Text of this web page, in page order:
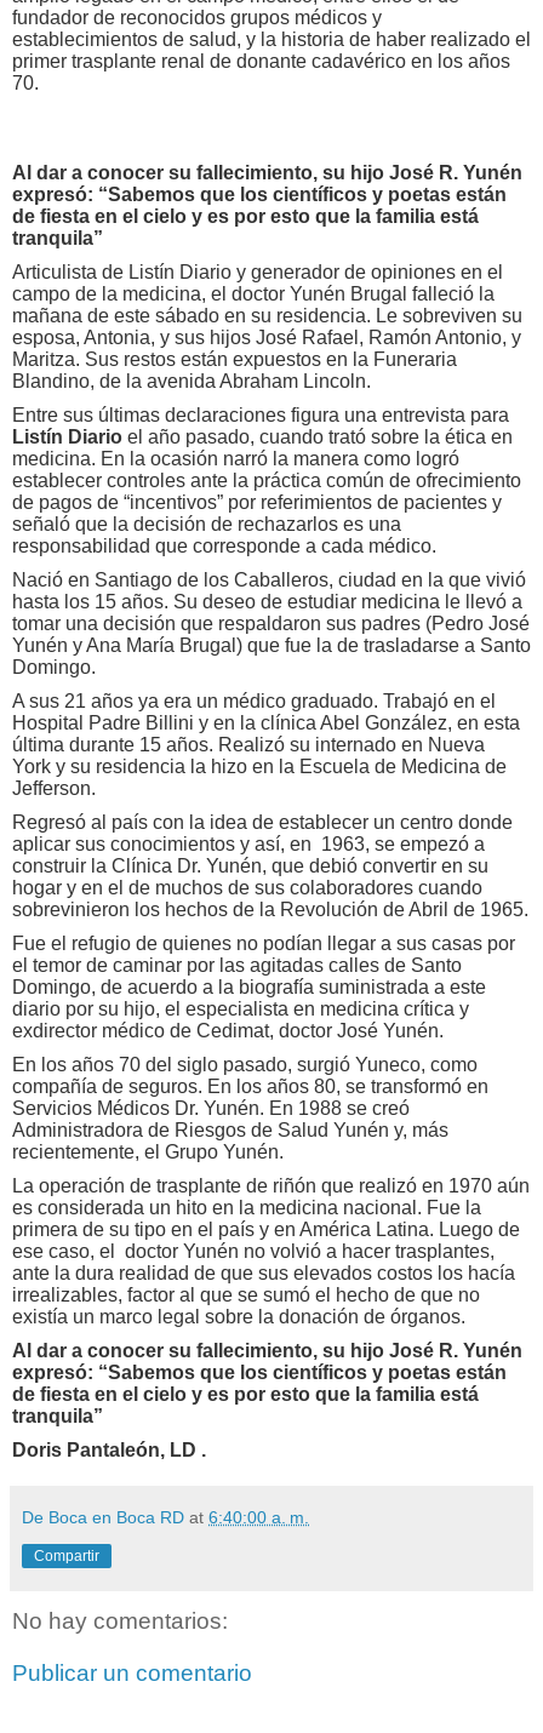
fundador de reconocidos grupos médicos y
establecimientos de salud, y la historia de haber realizado el
primer trasplante renal de donante cadavérico en los años
70.
Al dar a conocer su fallecimiento, su hijo José R. Yunén
expresó: “Sabemos que los científicos y poetas están
de fiesta en el cielo y es por esto que la familia está
tranquila”
Articulista de Listín Diario y generador de opiniones en el
campo de la medicina, el doctor Yunén Brugal falleció la
mañana de este sábado en su residencia. Le sobreviven su
esposa, Antonia, y sus hijos José Rafael, Ramón Antonio, y
Maritza. Sus restos están expuestos en la Funeraria
Blandino, de la avenida Abraham Lincoln.
Entre sus últimas declaraciones figura una entrevista para
Listín Diario el año pasado, cuando trató sobre la ética en
medicina. En la ocasión narró la manera como logró
establecer controles ante la práctica común de ofrecimiento
de pagos de “incentivos” por referimientos de pacientes y
señaló que la decisión de rechazarlos es una
responsabilidad que corresponde a cada médico.
Nació en Santiago de los Caballeros, ciudad en la que vivió
hasta los 15 años. Su deseo de estudiar medicina le llevó a
tomar una decisión que respaldaron sus padres (Pedro José
Yunén y Ana María Brugal) que fue la de trasladarse a Santo
Domingo.
A sus 21 años ya era un médico graduado. Trabajó en el
Hospital Padre Billini y en la clínica Abel González, en esta
última durante 15 años. Realizó su internado en Nueva
York y su residencia la hizo en la Escuela de Medicina de
Jefferson.
Regresó al país con la idea de establecer un centro donde
aplicar sus conocimientos y así, en 1963, se empezó a
construir la Clínica Dr. Yunén, que debió convertir en su
hogar y en el de muchos de sus colaboradores cuando
sobrevinieron los hechos de la Revolución de Abril de 1965.
Fue el refugio de quienes no podían llegar a sus casas por
el temor de caminar por las agitadas calles de Santo
Domingo, de acuerdo a la biografía suministrada a este
diario por su hijo, el especialista en medicina crítica y
exdirector médico de Cedimat, doctor José Yunén.
En los años 70 del siglo pasado, surgió Yuneco, como
compañía de seguros. En los años 80, se transformó en
Servicios Médicos Dr. Yunén. En 1988 se creó
Administradora de Riesgos de Salud Yunén y, más
recientemente, el Grupo Yunén.
La operación de trasplante de riñón que realizó en 1970 aún
es considerada un hito en la medicina nacional. Fue la
primera de su tipo en el país y en América Latina. Luego de
ese caso, el doctor Yunén no volvió a hacer trasplantes,
ante la dura realidad de que sus elevados costos los hacía
irrealizables, factor al que se sumó el hecho de que no
existía un marco legal sobre la donación de órganos.
Al dar a conocer su fallecimiento, su hijo José R. Yunén
expresó: “Sabemos que los científicos y poetas están
de fiesta en el cielo y es por esto que la familia está
tranquila”
Doris Pantaleón, LD .
De Boca en Boca RD at 6:40:00 a. m.
Compartir
No hay comentarios:
Publicar un comentario